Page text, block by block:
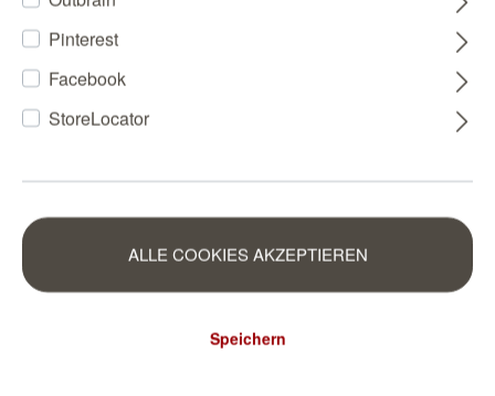
Pinterest
Facebook
StoreLocator
ALLE COOKIES AKZEPTIEREN
Speichern